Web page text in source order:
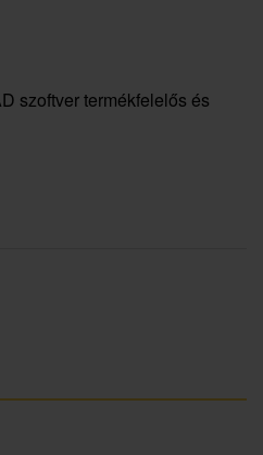
szoftver termékfelelős és